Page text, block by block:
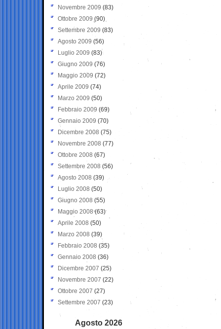
Novembre 2009 (83)
Ottobre 2009 (90)
Settembre 2009 (83)
Agosto 2009 (56)
Luglio 2009 (83)
Giugno 2009 (76)
Maggio 2009 (72)
Aprile 2009 (74)
Marzo 2009 (50)
Febbraio 2009 (69)
Gennaio 2009 (70)
Dicembre 2008 (75)
Novembre 2008 (77)
Ottobre 2008 (67)
Settembre 2008 (56)
Agosto 2008 (39)
Luglio 2008 (50)
Giugno 2008 (55)
Maggio 2008(63)
Aprile 2008 (50)
Marzo 2008 (39)
Febbraio 2008 (35)
Gennaio 2008 (36)
Dicembre 2007 (25)
Novembre 2007 (22)
Ottobre 2007 (27)
Settembre 2007 (23)
Agosto 2026